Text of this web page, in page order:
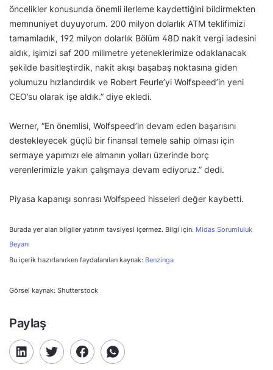
öncelikler konusunda önemli ilerleme kaydettiğini bildirmekten
memnuniyet duyuyorum. 200 milyon dolarlık ATM teklifimizi
tamamladık, 192 milyon dolarlık Bölüm 48D nakit vergi iadesini
aldık, işimizi saf 200 milimetre yeteneklerimize odaklanacak
şekilde basitleştirdik, nakit akışı başabaş noktasına giden
yolumuzu hızlandırdık ve Robert Feurle’yi Wolfspeed’in yeni
CEO’su olarak işe aldık.” diye ekledi.
Werner, “En önemlisi, Wolfspeed’in devam eden başarısını
destekleyecek güçlü bir finansal temele sahip olması için
sermaye yapımızı ele almanın yolları üzerinde borç
verenlerimizle yakın çalışmaya devam ediyoruz.” dedi.
Piyasa kapanışı sonrası Wolfspeed hisseleri değer kaybetti.
Burada yer alan bilgiler yatırım tavsiyesi içermez. Bilgi için: Midas Sorumluluk
Beyanı
Bu içerik hazırlanırken faydalanılan kaynak: Benzinga
Görsel kaynak: Shutterstock
Paylaş